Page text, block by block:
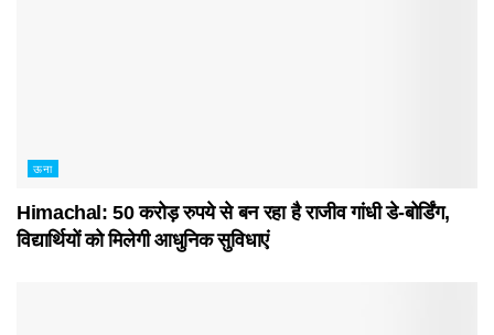
ऊना
Himachal: 50 करोड़ रुपये से बन रहा है राजीव गांधी डे-बोर्डिंग,
विद्यार्थियों को मिलेगी आधुनिक सुविधाएं